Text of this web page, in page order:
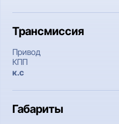
Трансмиссия
Привод
КПП
к.c
Габариты